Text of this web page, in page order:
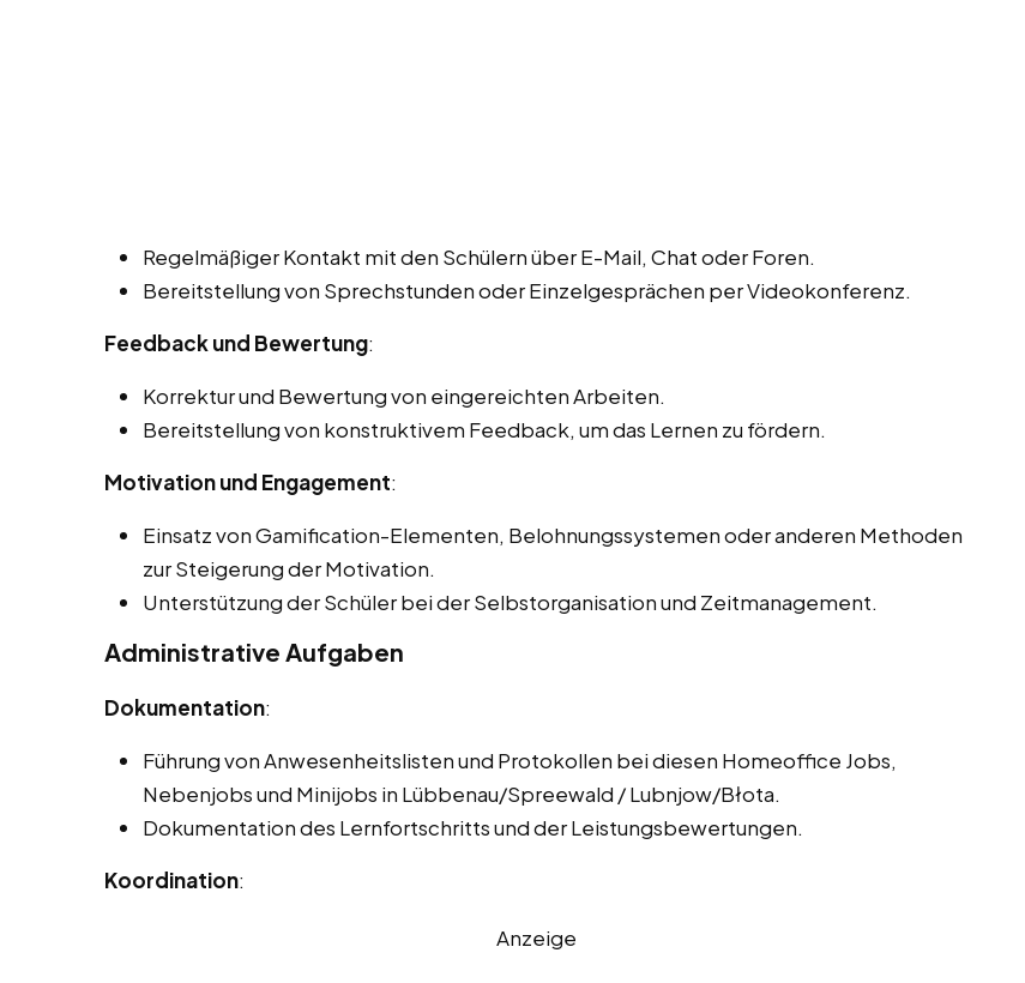
Regelmäßiger Kontakt mit den Schülern über E-Mail, Chat oder Foren.
Bereitstellung von Sprechstunden oder Einzelgesprächen per Videokonferenz.
Feedback und Bewertung:
Korrektur und Bewertung von eingereichten Arbeiten.
Bereitstellung von konstruktivem Feedback, um das Lernen zu fördern.
Motivation und Engagement:
Einsatz von Gamification-Elementen, Belohnungssystemen oder anderen Methoden
zur Steigerung der Motivation.
Unterstützung der Schüler bei der Selbstorganisation und Zeitmanagement.
Administrative Aufgaben
Dokumentation:
Führung von Anwesenheitslisten und Protokollen bei diesen Homeoffice Jobs,
Nebenjobs und Minijobs in Lübbenau/Spreewald / Lubnjow/Błota.
Dokumentation des Lernfortschritts und der Leistungsbewertungen.
Koordination:
Anzeige